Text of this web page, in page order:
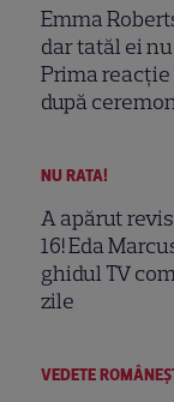
Emma
dar tatăl ei
Prima reacție
după
NU RATA!
A apărut
16! Eda
ghidul TV
zile
VEDETE